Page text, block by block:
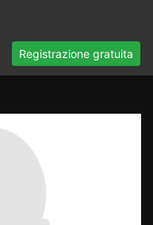
Registrazione gratuita